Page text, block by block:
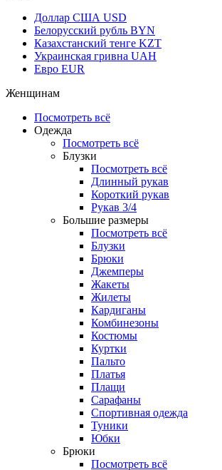
Доллар США USD
Белорусский рубль BYN
Казахстанский тенге KZT
Украинская гривна UAH
Евро EUR
Женщинам
Посмотреть всё
Одежда
Посмотреть всё
Блузки
Посмотреть всё
Длинный рукав
Короткий рукав
Рукав 3/4
Большие размеры
Посмотреть всё
Блузки
Брюки
Джемперы
Жакеты
Жилеты
Кардиганы
Комбинезоны
Костюмы
Куртки
Пальто
Платья
Плащи
Сарафаны
Спортивная одежда
Туники
Юбки
Брюки
Посмотреть всё